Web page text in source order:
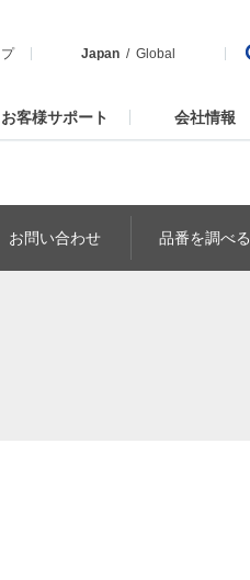
Japan Global
お客様サポート 会社情報
お問い合わせ 品番を調べる